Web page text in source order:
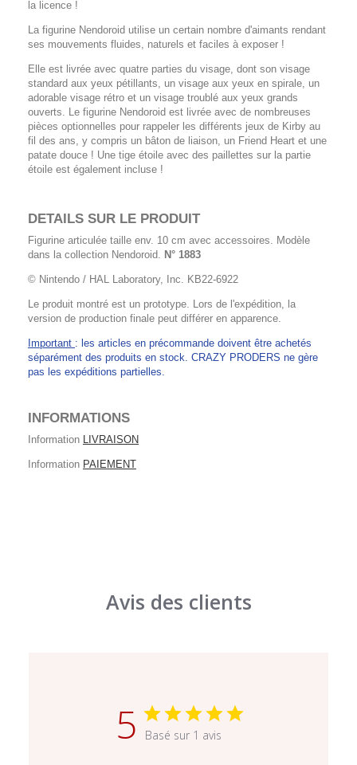
la licence !
La figurine Nendoroid utilise un certain nombre d'aimants rendant
ses mouvements fluides, naturels et faciles à exposer !
Elle est livrée avec quatre parties du visage, dont son visage
standard aux yeux pétillants, un visage aux yeux en spirale, un
adorable visage rétro et un visage troublé aux yeux grands
ouverts. Le figurine Nendoroid est livrée avec de nombreuses
pièces optionnelles pour rappeler les différents jeux de Kirby au
fil des ans, y compris un bâton de liaison, un Friend Heart et une
patate douce ! Une tige étoile avec des paillettes sur la partie
étoile est également incluse !
DETAILS SUR LE PRODUIT
Figurine articulée taille env. 10 cm avec accessoires. Modèle
dans la collection Nendoroid. N° 1883
© Nintendo / HAL Laboratory, Inc. KB22-6922
Le produit montré est un prototype. Lors de l'expédition, la
version de production finale peut différer en apparence.
Important : les articles en précommande doivent être achetés
séparément des produits en stock. CRAZY PRODERS ne gère
pas les expéditions partielles.
INFORMATIONS
Information LIVRAISON
Information PAIEMENT
Avis des clients
5 Basé sur 1 avis